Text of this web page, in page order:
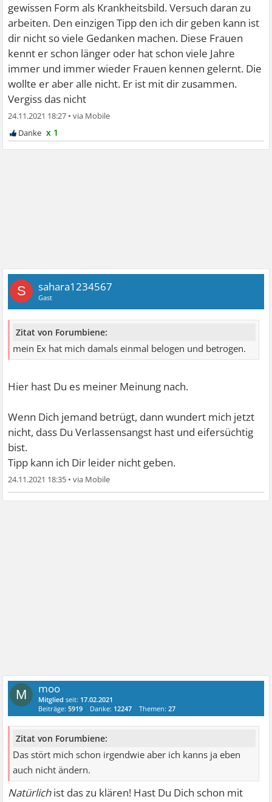
gewissen Form als Krankheitsbild. Versuch daran zu
arbeiten. Den einzigen Tipp den ich dir geben kann ist
dir nicht so viele Gedanken machen. Diese Frauen
kennt er schon länger oder hat schon viele Jahre
immer und immer wieder Frauen kennen gelernt. Die
wollte er aber alle nicht. Er ist mit dir zusammen.
Vergiss das nicht
24.11.2021 18:27 •
x 1
S sahara1234567
Gast
Zitat von Forumbiene:
mein Ex hat mich damals einmal belogen und betrogen.
Hier hast Du es meiner Meinung nach.
Wenn Dich jemand betrügt, dann wundert mich jetzt
nicht, dass Du Verlassensangst hast und eifersüchtig
bist.
Tipp kann ich Dir leider nicht geben.
24.11.2021 18:35 •
M moo
Mitglied seit: 17.02.2021
Beiträge:5919 Danke: 12247 Themen:27
Zitat von Forumbiene:
Das stört mich schon irgendwie aber ich kanns ja eben
auch nicht ändern.
Natürlichist das zu klären! Hast Du Dich schon mit